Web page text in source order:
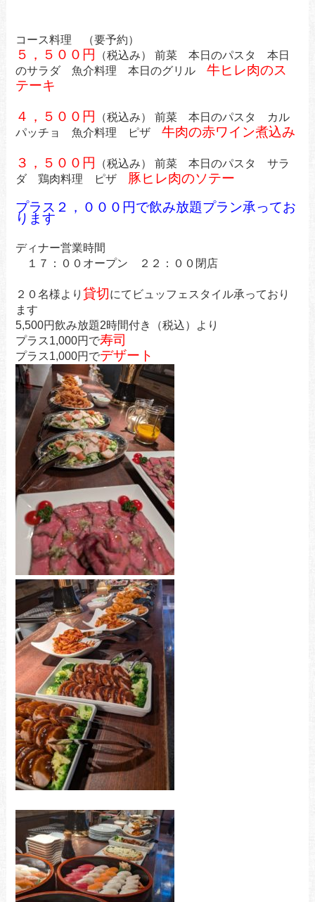
コース料理 （要予約）
５，５００円
（税込み） 前菜 本日のパスタ 本日
のサラダ魚介料理 本日のグリル 牛ヒレ肉のス
テーキ
４，５００円
（税込み） 前菜 本日のパスタ カル
パッチョ 魚介料理 ピザ 牛肉の赤ワイン煮込み
３，５００円
（税込み） 前菜 本日のパスタ サラ
ダ 鶏肉料理 ピザ
豚ヒレ肉のソテー
プラス２，０００円で飲み放題プラン承ってお
ります
ディナー営業時間
１７：００オープン ２２：００閉店
２０名様より 貸切にてビュッフェスタイル承っており
ます
5,500円飲み放題2時間付き（税込）より
プラス1,000円で寿司
プラス1,000円でデザート